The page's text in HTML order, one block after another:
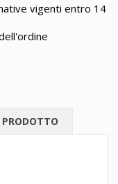
vigenti entro 14